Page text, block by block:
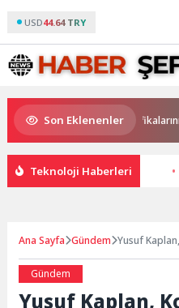
USD44.64 TRY
Son Eklenenler
Yüzücüleri Sertifikalarını Aldı
Teknoloji Haberleri
Ana Sayfa Gündem Yusuf
Gündem
Yusuf Kaplan,